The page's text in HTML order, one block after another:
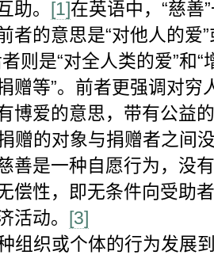
助。 [1]在英语中，“慈善
者的意思是“对他人的爱
者则是“对全人类的爱”和
赠等”。前者更强调对
博爱的意思，带有公益
赠的对象与捐赠者之间
善是一种自愿行为，没
偿性，即无条件向受助
活动。 [3]
组织或个体的行为发展